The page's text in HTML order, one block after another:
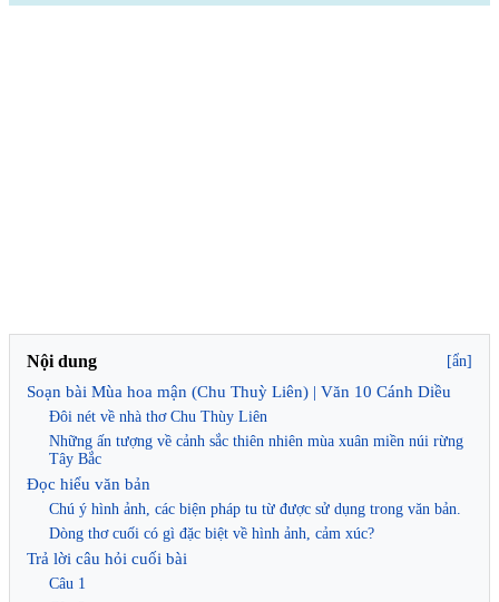
Nội dung [ẩn]
Soạn bài Mùa hoa mận (Chu Thuỳ Liên) | Văn 10 Cánh Diều
Đôi nét về nhà thơ Chu Thùy Liên
Những ấn tượng về cảnh sắc thiên nhiên mùa xuân miền núi rừng
Tây Bắc
Đọc hiểu văn bản
Chú ý hình ảnh, các biện pháp tu từ được sử dụng trong văn bản.
Dòng thơ cuối có gì đặc biệt về hình ảnh, cảm xúc?
Trả lời câu hỏi cuối bài
Câu 1